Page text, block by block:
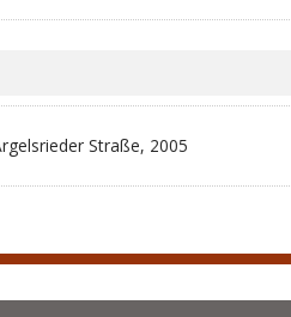
Straße, 2005